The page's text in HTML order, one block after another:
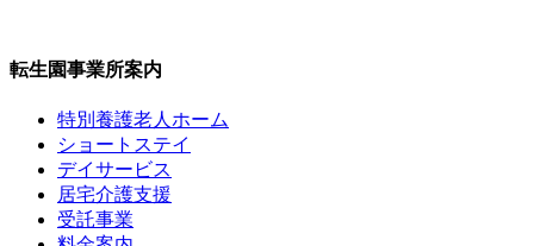
転生園事業所案内
特別養護老人ホーム
ショートステイ
デイサービス
居宅介護支援
受託事業